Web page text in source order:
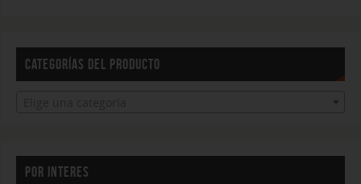
CATEGORÍAS DEL PRODUCTO
POR INTERES